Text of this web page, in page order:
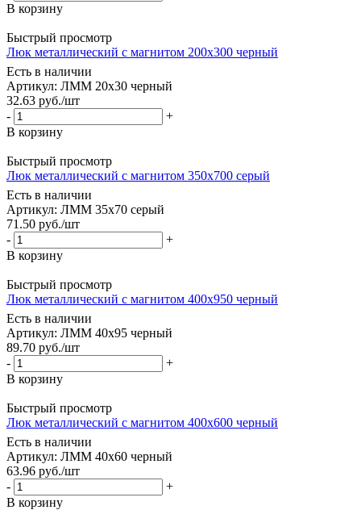
В корзину
Быстрый просмотр
Люк металлический с магнитом 200х300 черный
Есть в наличии
Артикул: ЛММ 20х30 черный
32.63 руб./шт
-
+
В корзину
Быстрый просмотр
Люк металлический с магнитом 350х700 серый
Есть в наличии
Артикул: ЛММ 35х70 серый
71.50 руб./шт
-
+
В корзину
Быстрый просмотр
Люк металлический с магнитом 400х950 черный
Есть в наличии
Артикул: ЛММ 40х95 черный
89.70 руб./шт
-
+
В корзину
Быстрый просмотр
Люк металлический с магнитом 400х600 черный
Есть в наличии
Артикул: ЛММ 40х60 черный
63.96 руб./шт
-
+
В корзину